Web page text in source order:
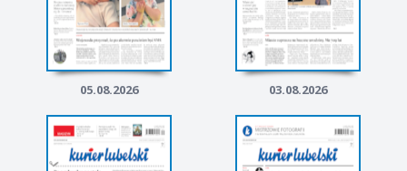
05.08.2026 03.08.2026